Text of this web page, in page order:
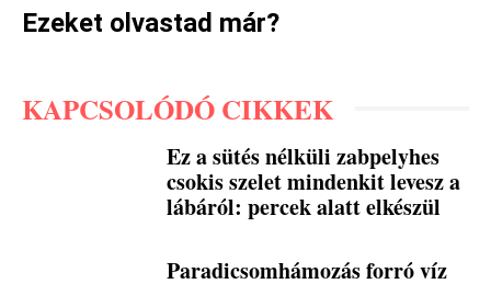
Ezeket olvastad már?
KAPCSOLÓDÓ CIKKEK
Ez a sütés nélküli zabpelyhes
csokis szelet mindenkit levesz a
lábáról: percek alatt elkészül
Paradicsomhámozás forró víz